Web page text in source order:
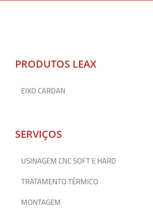
PRODUTOS LEAX
EIXO CARDAN
SERVIÇOS
USINAGEM CNC SOFT E HARD
TRATAMENTO TÉRMICO
MONTAGEM